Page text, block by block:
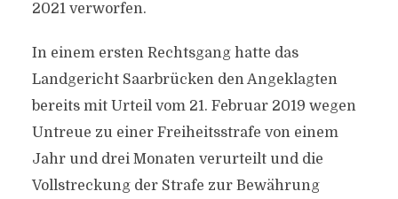
2021 verworfen.
In einem ersten Rechtsgang hatte das
Landgericht Saarbrücken den Angeklagten
bereits mit Urteil vom 21. Februar 2019 wegen
Untreue zu einer Freiheitsstrafe von einem
Jahr und drei Monaten verurteilt und die
Vollstreckung der Strafe zur Bewährung